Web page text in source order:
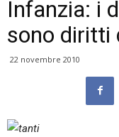
Infanzia: i
sono diritti
22 novembre 2010